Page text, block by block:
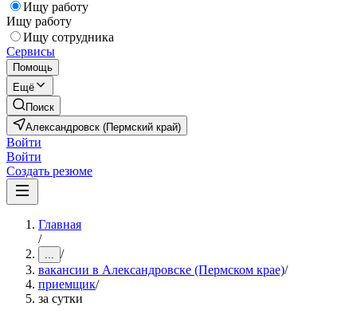
Ищу работу
Ищу работу
Ищу сотрудника
Сервисы
Помощь
Ещё
Поиск
Александровск (Пермский край)
Войти
Войти
Создать резюме
Главная
/
... /
вакансии в Александровске (Пермском крае)/
приемщик/
за сутки